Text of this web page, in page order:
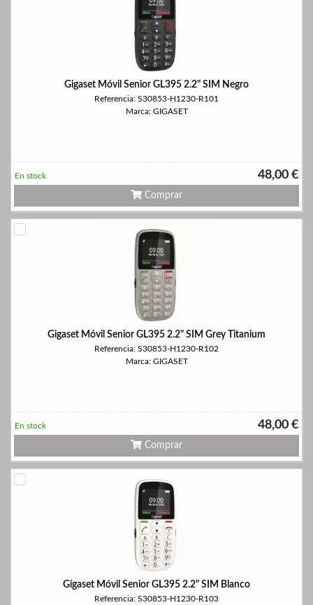
Gigaset Móvil Senior GL395 2.2" SIM Negro
Referencia: S30853-H1230-R101
Marca: GIGASET
48,00 €
En stock
Comprar
Gigaset Móvil Senior GL395 2.2" SIM Grey Titanium
Referencia: S30853-H1230-R102
Marca: GIGASET
48,00 €
En stock
Comprar
Gigaset Móvil Senior GL395 2.2" SIM Blanco
Referencia: S30853-H1230-R103